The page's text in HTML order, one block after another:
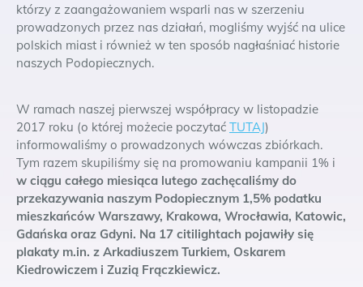
którzy z zaangażowaniem wsparli nas w szerzeniu
prowadzonych przez nas działań, mogliśmy wyjść na ulice
polskich miast i również w ten sposób nagłaśniać historie
naszych Podopiecznych.
W ramach naszej pierwszej współpracy w listopadzie
2017 roku (o której możecie poczytać TUTAJ)
informowaliśmy o prowadzonych wówczas zbiórkach.
Tym razem skupiliśmy się na promowaniu kampanii 1% i
w ciągu całego miesiąca lutego zachęcaliśmy do
przekazywania naszym Podopiecznym 1,5% podatku
mieszkańców Warszawy, Krakowa, Wrocławia, Katowic,
Gdańska oraz Gdyni. Na 17 citilightach pojawiły się
plakaty m.in. z Arkadiuszem Turkiem, Oskarem
Kiedrowiczem i Zuzią Frączkiewicz.